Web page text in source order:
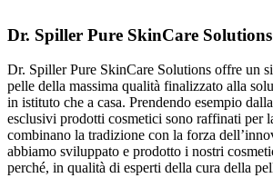
Dr. Spiller Pure SkinCare Solutions
Dr. Spiller Pure SkinCare Solutions offre un
pelle della massima qualità finalizzato alla
in istituto che a casa. Prendendo esempio
esclusivi prodotti cosmetici sono raffinati per
combinano la tradizione con la forza
abbiamo sviluppato e prodotto i nostri
perché, in qualità di esperti della cura della